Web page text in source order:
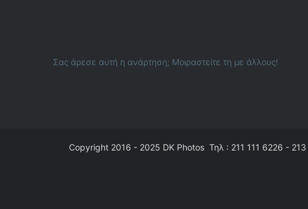
Σας άρεσε αυτή η ανάρτηση; Μοιραστείτε τη με άλλους!
Copyright 2016 - 2025 DK Photos Τηλ : 211 111 6226 -